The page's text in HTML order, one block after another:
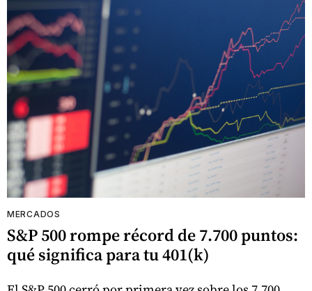
MERCADOS
S&P 500 rompe récord de 7.700 puntos:
qué significa para tu 401(k)